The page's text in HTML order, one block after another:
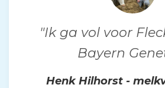
"Ik ga vol voor
Bayern
Henk Hilhorst -